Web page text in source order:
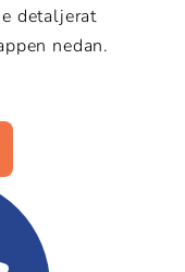
detaljerat
nedan.